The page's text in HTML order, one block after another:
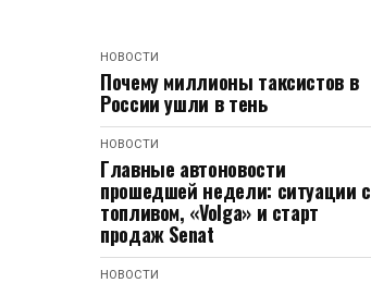
НОВОСТИ
Почему миллионы таксистов в
России ушли в тень
НОВОСТИ
Главные автоновости
прошедшей недели: ситуации с
топливом, «Volga» и старт
продаж Senat
НОВОСТИ